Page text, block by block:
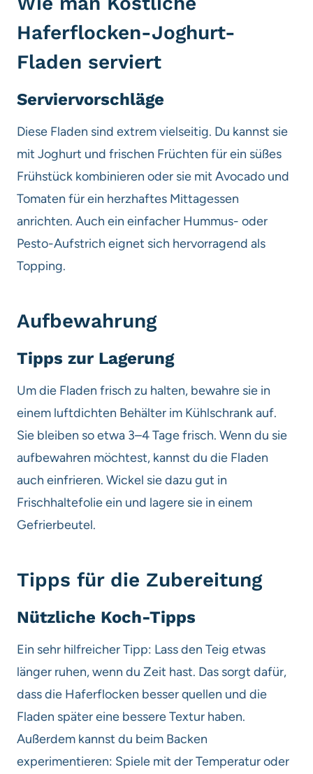
Haferflocken-Joghurt-
Fladen serviert
Serviervorschläge
Diese Fladen sind extrem vielseitig. Du kannst sie
mit Joghurt und frischen Früchten für ein süßes
Frühstück kombinieren oder sie mit Avocado und
Tomaten für ein herzhaftes Mittagessen
anrichten. Auch ein einfacher Hummus- oder
Pesto-Aufstrich eignet sich hervorragend als
Topping.
Aufbewahrung
Tipps zur Lagerung
Um die Fladen frisch zu halten, bewahre sie in
einem luftdichten Behälter im Kühlschrank auf.
Sie bleiben so etwa 3–4 Tage frisch. Wenn du sie
aufbewahren möchtest, kannst du die Fladen
auch einfrieren. Wickel sie dazu gut in
Frischhaltefolie ein und lagere sie in einem
Gefrierbeutel.
Tipps für die Zubereitung
Nützliche Koch-Tipps
Ein sehr hilfreicher Tipp: Lass den Teig etwas
länger ruhen, wenn du Zeit hast. Das sorgt dafür,
dass die Haferflocken besser quellen und die
Fladen später eine bessere Textur haben.
Außerdem kannst du beim Backen
experimentieren: Spiele mit der Temperatur oder